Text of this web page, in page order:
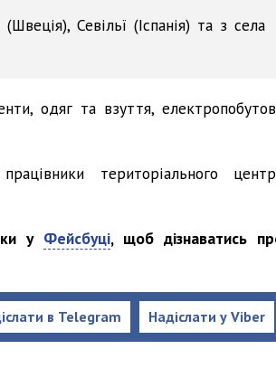
Севільї (Іспанія) та з села
одяг та взуття,
територіального
у Фейсбуці, щоб дізнаватись
Надіслати у Viber
в Telegram